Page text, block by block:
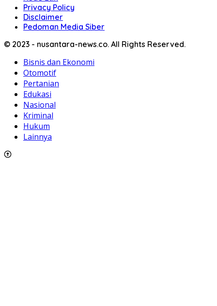
Privacy Policy
Disclaimer
Pedoman Media Siber
© 2023 - nusantara-news.co. All Rights Reserved.
Bisnis dan Ekonomi
Otomotif
Pertanian
Edukasi
Nasional
Kriminal
Hukum
Lainnya